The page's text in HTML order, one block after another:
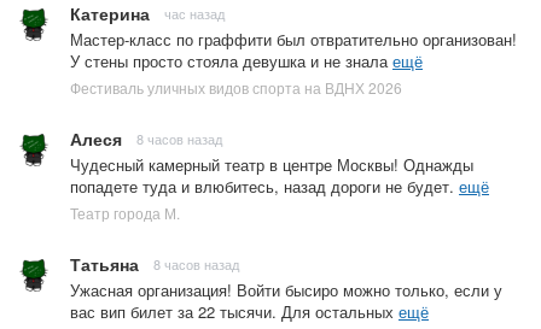
Катерина час назад
Мастер-класс по граффити был отвратительно организован!
У стены просто стояла девушка и не зналаещё
Фестиваль уличных видов спорта на ВДНХ 2026
Алеся 8 часов назад
Чудесный камерный театр в центре Москвы! Однажды
попадете туда и влюбитесь, назад дороги не будет. ещё
Театр города М.
Татьяна 8 часов назад
Ужасная организация! Войти бысиро можно только, если у
вас вип билет за 22 тысячи. Для остальных ещё